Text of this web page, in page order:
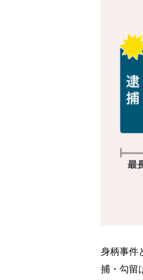
身柄事件
捕・勾留